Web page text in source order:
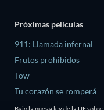
Próximas películas
911: Llamada infernal
Frutos prohibidos
Tow
Tu corazón se romperá
Tiempo de victoria